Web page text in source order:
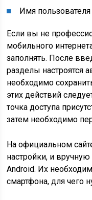
Имя
Если вы не
мобильного
заполнять. После
разделы настроятся
необходимо
этих действий
точка доступа
затем необходимо
На официальном
настройки, и
Android. Их
смартфона, для чего